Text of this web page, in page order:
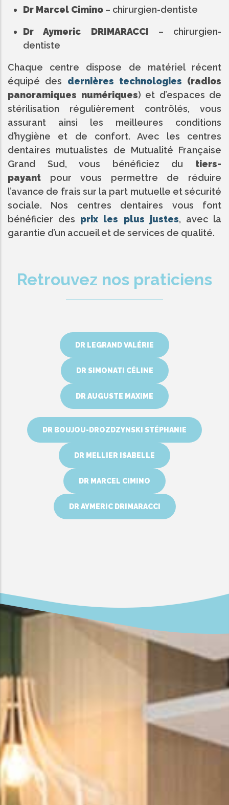
Dr Marcel Cimino – chirurgien-dentiste
Dr Aymeric DRIMARACCI – chirurgien-
dentiste
Chaque centre dispose de matériel récent
équipé des dernières technologies (radios
panoramiques numériques) et d’espaces de
stérilisation régulièrement contrôlés, vous
assurant ainsi les meilleures conditions
d’hygiène et de confort. Avec les centres
dentaires mutualistes de Mutualité Française
Grand Sud, vous bénéficiez du tiers-
payant pour vous permettre de réduire
l’avance de frais sur la part mutuelle et sécurité
sociale. Nos centres dentaires vous font
bénéficier des prix les plus justes, avec la
garantie d’un accueil et de services de qualité.
Retrouvez nos praticiens
DR LEGRAND VALÉRIE
DR SIMONATI CÉLINE
DR AUGUSTE MAXIME
DR BOUJOU-DROZDZYNSKI STÉPHANIE
DR MELLIER ISABELLE
DR MARCEL CIMINO
DR AYMERIC DRIMARACCI